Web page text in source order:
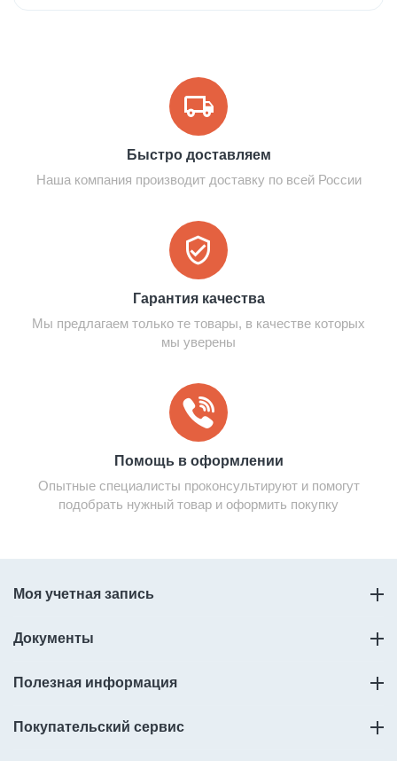
Быстро доставляем
Наша компания производит доставку по всей России
Гарантия качества
Мы предлагаем только те товары, в качестве которых
мы уверены
Помощь в оформлении
Опытные специалисты проконсультируют и помогут
подобрать нужный товар и оформить покупку
Моя учетная запись
Документы
Полезная информация
Покупательский сервис